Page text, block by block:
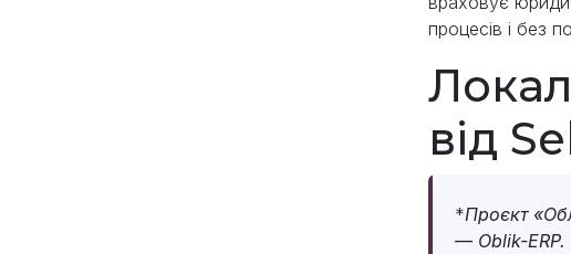
процесів і без
від
*Проєкт
— Oblik-ERP.